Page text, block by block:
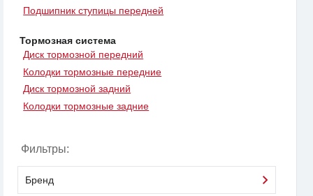
Подшипник ступицы передней
Тормозная система
Диск тормозной передний
Колодки тормозные передние
Диск тормозной задний
Колодки тормозные задние
Фильтры:
Бренд